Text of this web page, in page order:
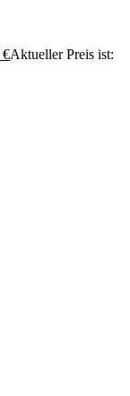
€Aktueller Preis ist: